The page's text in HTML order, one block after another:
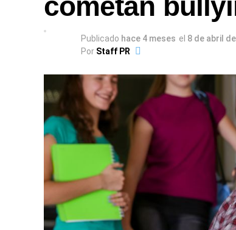
Publicado hace 4 meses el 8 de abril
Por Staff PR